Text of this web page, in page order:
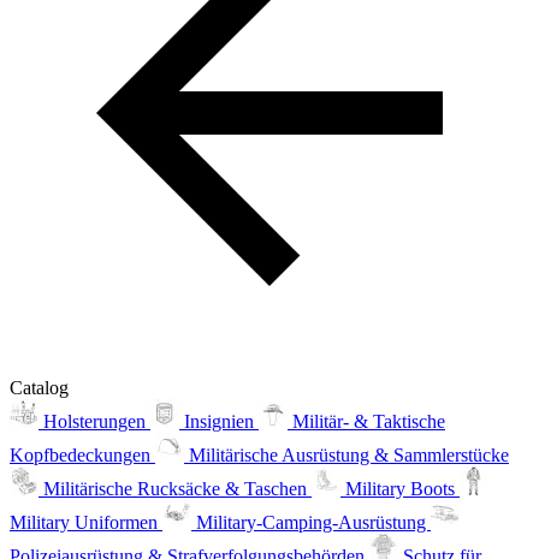
Catalog
Holsterungen
Insignien
Militär- & Taktische
Kopfbedeckungen
Militärische Ausrüstung & Sammlerstücke
Militärische Rucksäcke & Taschen
Military Boots
Military Uniformen
Military-Camping-Ausrüstung